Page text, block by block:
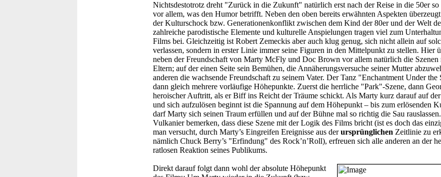
Nichtsdestotrotz dreht "Zurück in die Zukunft" natürlich erst nach der Reise in die 50er
vor allem, was den Humor betrifft. Neben den oben bereits erwähnten Aspekten
der Kulturschock bzw. Generationenkonflikt zwischen dem Kind der 80er und der Welt
zahlreiche parodistische Elemente und kulturelle Anspielungen tragen viel zum
Films bei. Gleichzeitig ist Robert Zemeckis aber auch klug genug, sich nicht allein auf
verlassen, sondern in erster Linie immer seine Figuren in den Mittelpunkt zu stellen. Hier
neben der Freundschaft von Marty McFly und Doc Brown vor allem natürlich die Szenen
Eltern; auf der einen Seite sein Bemühen, die Annäherungsversuche seiner Mutter
anderen die wachsende Freundschaft zu seinem Vater. Der Tanz "Enchantment Under the
dann gleich mehrere vorläufige Höhepunkte. Zuerst die herrliche "Park"-Szene, dann
heroischer Auftritt, als er Biff ins Reicht der Träume schickt. Als Marty kurz darauf auf
und sich aufzulösen beginnt ist die Spannung auf dem Höhepunkt – bis zum erlösenden
darf Marty sich seinen Traum erfüllen und auf der Bühne mal so richtig die Sau
Vulkanier bemerken, dass diese Szene mit der Logik des Films bricht (ist es doch das
man versucht, durch Marty’s Eingreifen Ereignisse aus derursprünglichen Zeitlinie zu
nämlich Chuck Berry’s "Erfindung" des Rock’n’Roll), erfreuen sich alle anderen an der
ratlosen Reaktion seines Publikums.
Direkt darauf folgt dann wohl der absolute Höhepunkt